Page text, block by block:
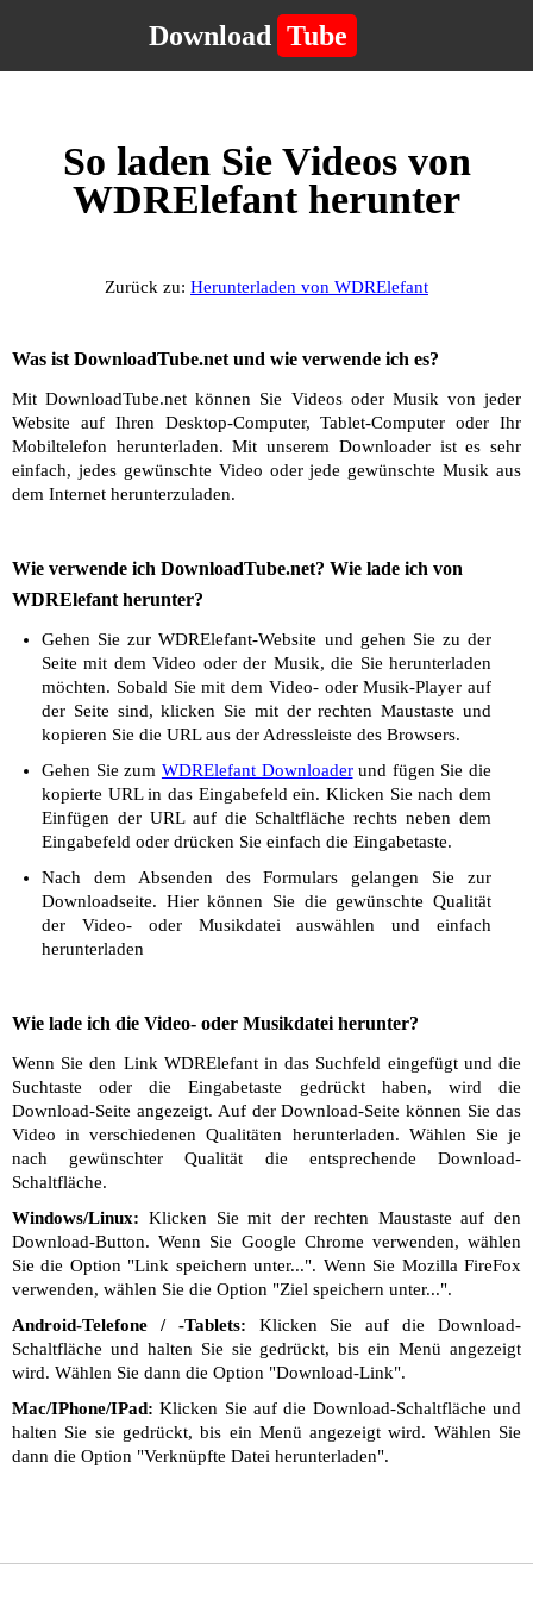
Download Tube
So laden Sie Videos von
WDRElefant herunter
Zurück zu: Herunterladen von WDRElefant
Was ist DownloadTube.net und wie verwende ich es?
Mit DownloadTube.net können Sie Videos oder Musik von jeder
Website auf Ihren Desktop-Computer, Tablet-Computer oder Ihr
Mobiltelefon herunterladen. Mit unserem Downloader ist es sehr
einfach, jedes gewünschte Video oder jede gewünschte Musik aus
dem Internet herunterzuladen.
Wie verwende ich DownloadTube.net? Wie lade ich von
WDRElefant herunter?
Gehen Sie zur WDRElefant-Website und gehen Sie zu der
Seite mit dem Video oder der Musik, die Sie herunterladen
möchten. Sobald Sie mit dem Video- oder Musik-Player auf
der Seite sind, klicken Sie mit der rechten Maustaste und
kopieren Sie die URL aus der Adressleiste des Browsers.
Gehen Sie zum WDRElefant Downloaderund fügen Sie die
kopierte URL in das Eingabefeld ein. Klicken Sie nach dem
Einfügen der URL auf die Schaltfläche rechts neben dem
Eingabefeld oder drücken Sie einfach die Eingabetaste.
Nach dem Absenden des Formulars gelangen Sie zur
Downloadseite. Hier können Sie die gewünschte Qualität
der Video- oder Musikdatei auswählen und einfach
herunterladen
Wie lade ich die Video- oder Musikdatei herunter?
Wenn Sie den Link WDRElefant in das Suchfeld eingefügt und die
Suchtaste oder die Eingabetaste gedrückt haben, wird die
Download-Seite angezeigt. Auf der Download-Seite können Sie das
Video in verschiedenen Qualitäten herunterladen. Wählen Sie je
nach gewünschter Qualität die entsprechende Download-
Schaltfläche.
Windows/Linux: Klicken Sie mit der rechten Maustaste auf den
Download-Button. Wenn Sie Google Chrome verwenden, wählen
Sie die Option "Link speichern unter...". Wenn Sie Mozilla FireFox
verwenden, wählen Sie die Option "Ziel speichern unter...".
Android-Telefone / -Tablets: Klicken Sie auf die Download-
Schaltfläche und halten Sie sie gedrückt, bis ein Menü angezeigt
wird. Wählen Sie dann die Option "Download-Link".
Mac/IPhone/IPad: Klicken Sie auf die Download-Schaltfläche und
halten Sie sie gedrückt, bis ein Menü angezeigt wird. Wählen Sie
dann die Option "Verknüpfte Datei herunterladen".